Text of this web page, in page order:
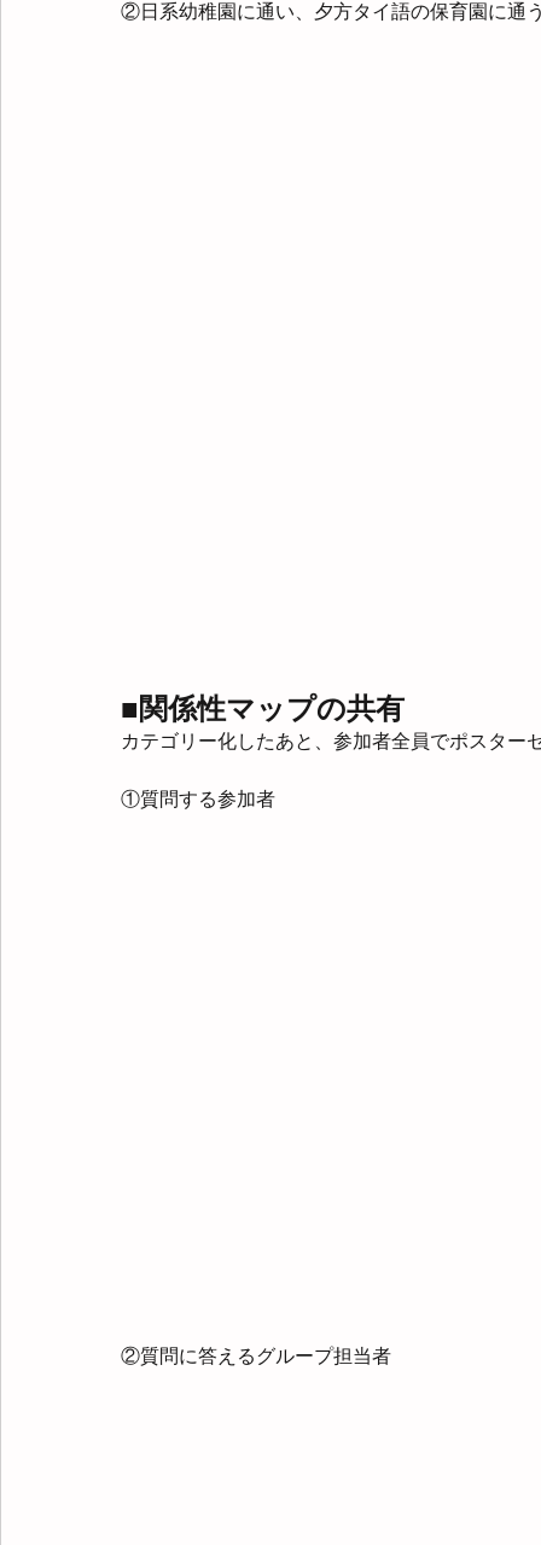
②日系幼稚園に通い、夕方タイ語の保育園に通
■関係性マップの共有
カテゴリー化したあと、参加者全員でポスター
①質問する参加者
②質問に答えるグループ担当者